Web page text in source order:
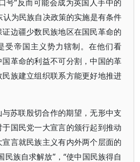
号“反而可能会成为英国人手中的
认为民族自决政策的实施是有条件
边疆少数民族地区在国民革命的
受帝国主义势力辖制。在他们看
革命的利益不可分割，中国的革
族建立组织联系方能更好地推进
苏联殷切合作的期望，无形中支
国民党一大宣言的颁行起到推动
言就民族主义有内外两个层面的
民族自求解放”，“使中国民族得自